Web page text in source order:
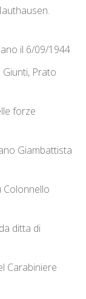
il 6/09/1944
Prato
forze
Giambattista
Colonnello
ditta di
Carabiniere